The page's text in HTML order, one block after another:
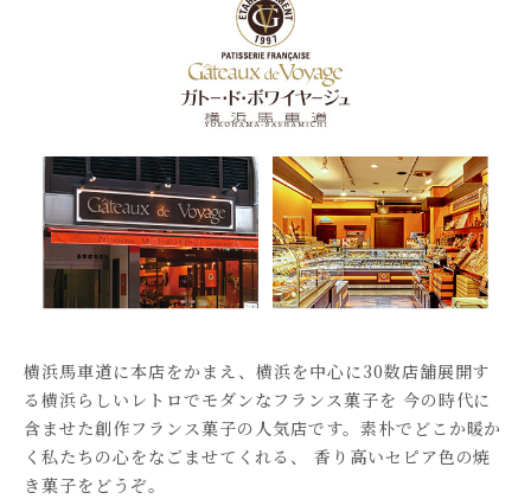
横浜馬車道に本店をかまえ、横浜を中心に30数店舗展開す
る横浜らしいレトロでモダンなフランス菓子を 今の時代に
含ませた創作フランス菓子の人気店です。素朴でどこか暖か
く私たちの心をなごませてくれる、
香り高いセピア色の焼
き菓子をどうぞ。